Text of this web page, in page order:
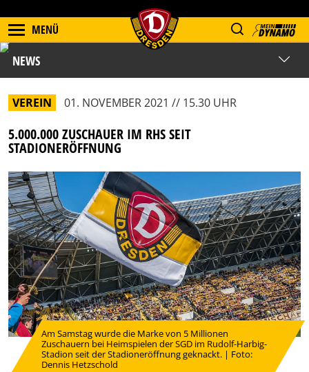
MENÜ
NEWS
VEREIN 01. NOVEMBER 2021 // 15.30 UHR
5.000.000 ZUSCHAUER IM RHS SEIT
STADIONERÖFFNUNG
Am Samstag wurde die Marke von 5 Millionen
Zuschauern bei Heimspielen der SGD im Rudolf-Harbig-
Stadion seit der Stadioneröffnung geknackt. | Foto:
Dennis Hetzschold